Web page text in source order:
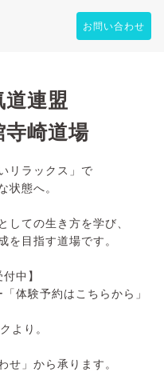
お問い合わせ
連盟
寺崎道場
リラックス」で
状態へ。
しての生き方を学び、
を目指す道場です。
中】
体験予約はこちらから」
より。
せ」から承ります。